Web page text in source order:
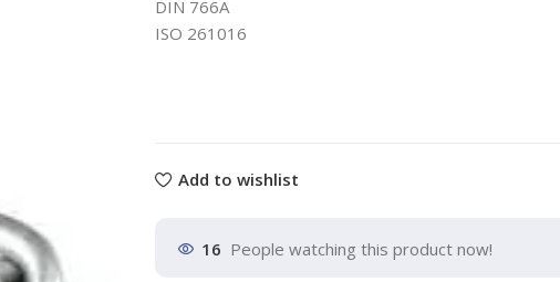
DIN 766A
ISO 261016
Add to wishlist
16 People watching this product now!